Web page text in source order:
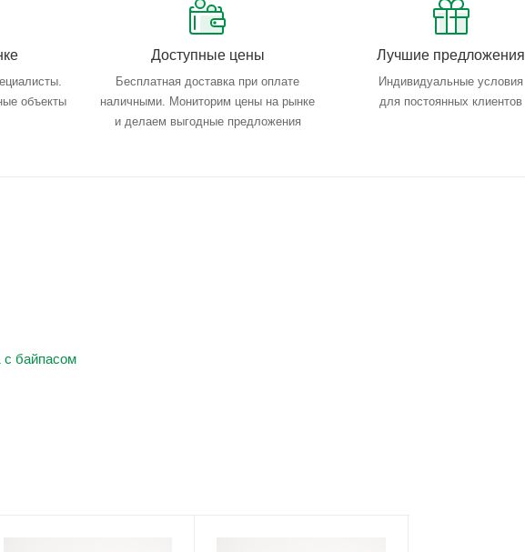
объекты
Доступные цены
Бесплатная доставка при оплате
наличными. Мониторим цены на рынке
и делаем выгодные предложения
Лучшие предложения
Индивидуальные условия
для постоянных клиентов
с байпасом